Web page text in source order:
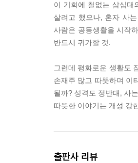
책은 내가 판 최초의 책
날까지 이 책과 헤어지
있는 인물들과 매일매일
--- pp.29-30
“아직도 치유가 안 된 거야
“모르겠어요, 아주머니.
“그럴 거면 왜 배신한 거야
“오래전 일이에요. 내가 멍
이 기회에 철없는 삼십대
살려고 했으나, 혼자 사
사람은 공동생활을 시작
반드시 귀가할 것.
그런데 평화로운 생활도
손재주 많고 따뜻하며 이
될까? 성격도 정반대, 사
따뜻한 이야기는 개성 강
출판사 리뷰